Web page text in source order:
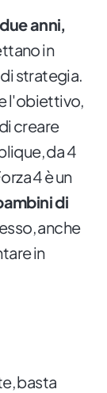
anni,
in
strategia.
l'obiettivo,
creare
da 4
4 è un
di
anche
in
basta